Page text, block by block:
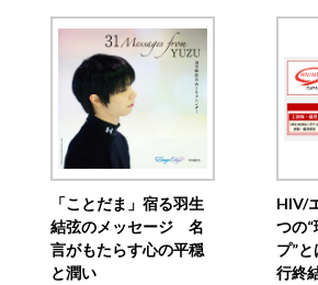
「ことだま」宿る羽生
結弦のメッセージ 名
言がもたらす心の平穏
と潤い
HIV/
つの
プ”
行終